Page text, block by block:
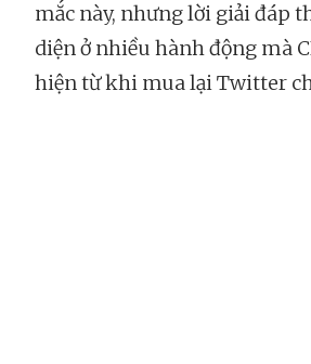
mắc này, nhưng lời giải đáp
diện ở nhiều hành động mà
hiện từ khi mua lại Twitter